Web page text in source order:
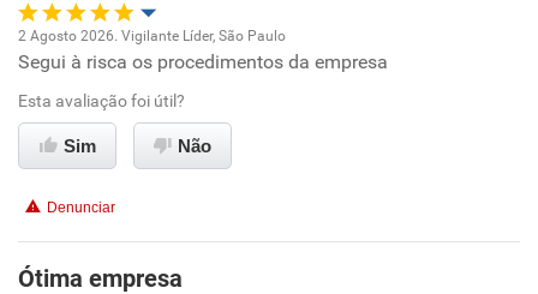
Conciliação com a vida familiar
Benefícios
Não recomenda esta empresa
Não recomenda a diretoria
Oportunidade de promoção
Ambiente de trabalho
Benefícios
2 Agosto 2026. Vigilante Líder, São Paulo
Segui à risca os procedimentos da empresa
Esta avaliação foi útil?
Sim Não
Denunciar
Ótima empresa